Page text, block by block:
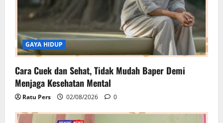
GAYA HIDUP
Cara Cuek dan Sehat, Tidak Mudah Baper Demi
Menjaga Kesehatan Mental
Ratu Pers 02/08/2026 0